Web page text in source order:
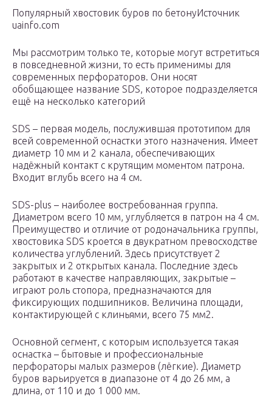
Популярный хвостовик буров по бетонуИсточник
uainfo.com
Мы рассмотрим только те, которые могут встретиться
в повседневной жизни, то есть применимы для
современных перфораторов. Они носят
обобщающее название SDS, которое подразделяется
ещё на несколько категорий
SDS – первая модель, послужившая прототипом для
всей современной оснастки этого назначения. Имеет
диаметр 10 мм и 2 канала, обеспечивающих
надёжный контакт с крутящим моментом патрона.
Входит вглубь всего на 4 см.
SDS-plus – наиболее востребованная группа.
Диаметром всего 10 мм, углубляется в патрон на 4 см.
Преимущество и отличие от родоначальника группы,
хвостовика SDS кроется в двукратном превосходстве
количества углублений. Здесь присутствует 2
закрытых и 2 открытых канала. Последние здесь
работают в качестве направляющих, закрытые –
играют роль стопора, предназначаются для
фиксирующих подшипников. Величина площади,
контактирующей с клиньями, всего 75 мм2.
Основной сегмент, с которым используется такая
оснастка – бытовые и профессиональные
перфораторы малых размеров (лёгкие). Диаметр
буров варьируется в диапазоне от 4 до 26 мм, а
длина, от 110 и до 1 000 мм.